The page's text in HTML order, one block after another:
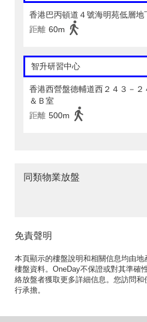
香港巴丙頓道４號海明苑低層地
距離 60m
智升研習中心
香港西營盤德輔道西２４３－２
＆Ｂ室
距離 500m
同類物業放盤
免責聲明
本頁顯示的樓盤說明和相關信息均由
樓盤資料。OneDay不保證或對其準確
絡放盤者獲取更多詳細信息。您訪問
行承擔。